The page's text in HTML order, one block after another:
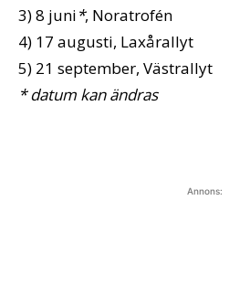
3) 8 juni*, Noratrofén
4) 17 augusti, Laxårallyt
5) 21 september, Västrallyt
* datum kan ändras
Annons: